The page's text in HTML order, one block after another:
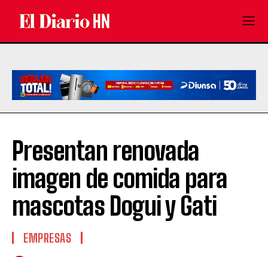
Presentan renovada
imagen de comida para
mascotas Dogui y Gati
EMPRESAS